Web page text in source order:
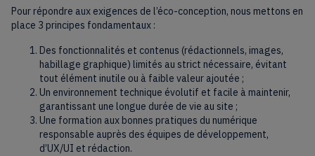
Pour répondre aux exigences de l’éco-conception, nous mettons en
place 3 principes fondamentaux :
Des fonctionnalités et contenus (rédactionnels, images,
habillage graphique) limités au strict nécessaire, évitant
tout élément inutile ou à faible valeur ajoutée ;
Un environnement technique évolutif et facile à maintenir,
garantissant une longue durée de vie au site ;
Une formation aux bonnes pratiques du numérique
responsable auprès des équipes de développement,
d’UX/UI et rédaction.